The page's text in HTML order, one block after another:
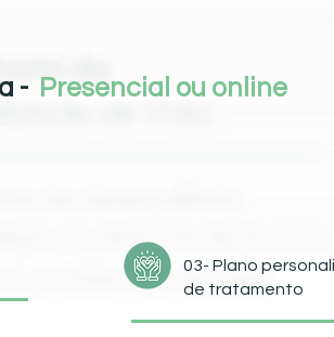
- Presencial ou online
03- Plano
de tratamento